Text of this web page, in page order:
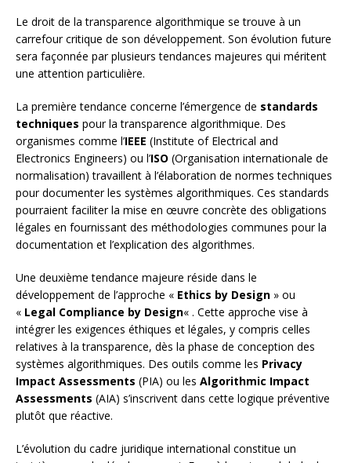
Le droit de la transparence algorithmique se trouve à un
carrefour critique de son développement. Son évolution future
sera façonnée par plusieurs tendances majeures qui méritent
une attention particulière.
La première tendance concerne l’émergence de standards
techniques pour la transparence algorithmique. Des
organismes comme l’IEEE (Institute of Electrical and
Electronics Engineers) ou l’ISO (Organisation internationale de
normalisation) travaillent à l’élaboration de normes techniques
pour documenter les systèmes algorithmiques. Ces standards
pourraient faciliter la mise en œuvre concrète des obligations
légales en fournissant des méthodologies communes pour la
documentation et l’explication des algorithmes.
Une deuxième tendance majeure réside dans le
développement de l’approche « Ethics by Design » ou
« Legal Compliance by Design« . Cette approche vise à
intégrer les exigences éthiques et légales, y compris celles
relatives à la transparence, dès la phase de conception des
systèmes algorithmiques. Des outils comme les Privacy
Impact Assessments (PIA) ou les Algorithmic Impact
Assessments (AIA) s’inscrivent dans cette logique préventive
plutôt que réactive.
L’évolution du cadre juridique international constitue un